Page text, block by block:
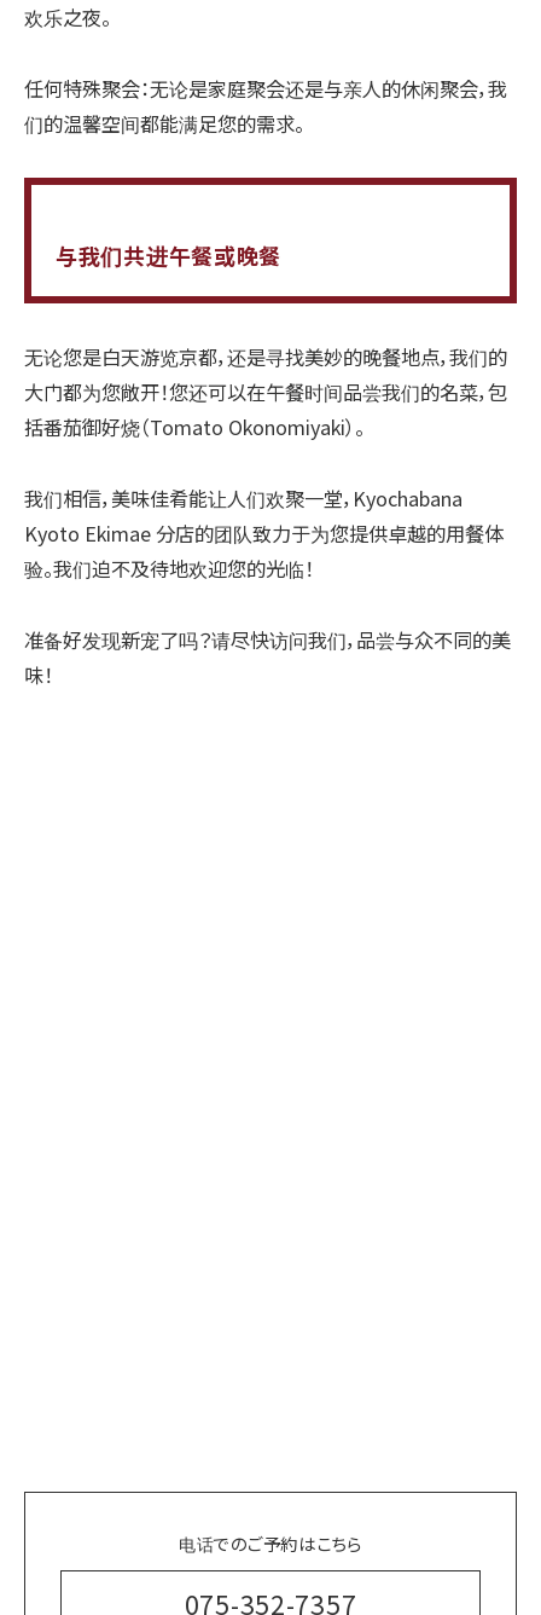
欢乐之夜。
任何特殊聚会：无论是家庭聚会还是与亲人的休闲聚会，我
们的温馨空间都能满足您的需求。
与我们共进午餐或晚餐
无论您是白天游览京都，还是寻找美妙的晚餐地点，我们的
大门都为您敞开！您还可以在午餐时间品尝我们的名菜，包
括番茄御好烧（Tomato Okonomiyaki）。
我们相信，美味佳肴能让人们欢聚一堂，Kyochabana
Kyoto Ekimae 分店的团队致力于为您提供卓越的用餐体
验。我们迫不及待地欢迎您的光临！
准备好发现新宠了吗？请尽快访问我们，品尝与众不同的美
味！
电话でのご予約はこちら
075-352-7357